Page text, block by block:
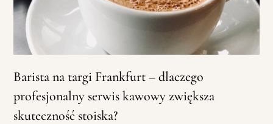
Barista na targi Frankfurt – dlaczego
profesjonalny serwis kawowy zwiększa
skuteczność stoiska?